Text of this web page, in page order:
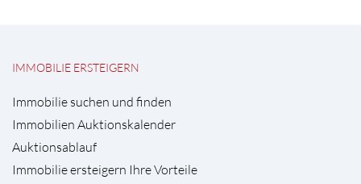
IMMOBILIE ERSTEIGERN
Immobilie suchen und finden
Immobilien Auktionskalender
Auktionsablauf
Immobilie ersteigern Ihre Vorteile